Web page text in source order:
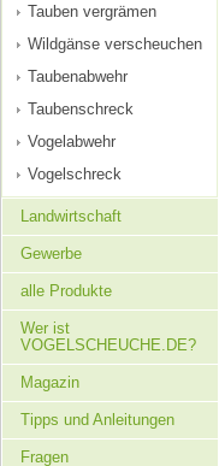
Tauben vergrämen
Wildgänse verscheuchen
Taubenabwehr
Taubenschreck
Vogelabwehr
Vogelschreck
Landwirtschaft
Gewerbe
alle Produkte
Wer ist
VOGELSCHEUCHE.DE?
Magazin
Tipps und Anleitungen
Fragen